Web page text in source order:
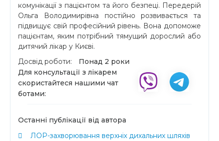
комунікації з пацієнтом та його безпеці. Передерій
Ольга Володимирівна постійно розвивається та
підвищує свій професійний рівень. Вона допоможе
пацієнтам, яким потрібний тямущий дорослий або
дитячий лікар у Києві.
Досвід роботи:
Понад 2 роки
Для консультації з лікарем
скористайтеся нашими чат
ботами:
Останні публікації від автора
ЛОР-захворювання верхніх дихальних шляхів